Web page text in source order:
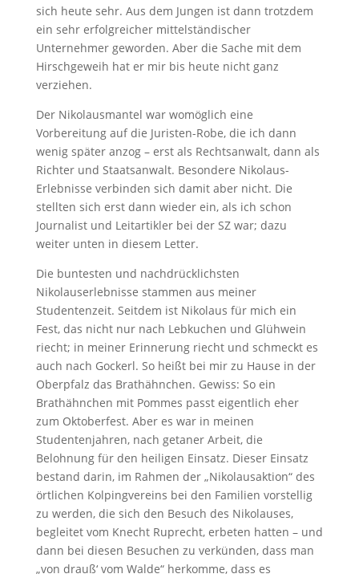
sich heute sehr. Aus dem Jungen ist dann trotzdem
ein sehr erfolgreicher mittelständischer
Unternehmer geworden. Aber die Sache mit dem
Hirschgeweih hat er mir bis heute nicht ganz
verziehen.
Der Nikolausmantel war womöglich eine
Vorbereitung auf die Juristen-Robe, die ich dann
wenig später anzog – erst als Rechtsanwalt, dann als
Richter und Staatsanwalt. Besondere Nikolaus-
Erlebnisse verbinden sich damit aber nicht. Die
stellten sich erst dann wieder ein, als ich schon
Journalist und Leitartikler bei der SZ war; dazu
weiter unten in diesem Letter.
Die buntesten und nachdrücklichsten
Nikolauserlebnisse stammen aus meiner
Studentenzeit. Seitdem ist Nikolaus für mich ein
Fest, das nicht nur nach Lebkuchen und Glühwein
riecht; in meiner Erinnerung riecht und schmeckt es
auch nach Gockerl. So heißt bei mir zu Hause in der
Oberpfalz das Brathähnchen. Gewiss: So ein
Brathähnchen mit Pommes passt eigentlich eher
zum Oktoberfest. Aber es war in meinen
Studentenjahren, nach getaner Arbeit, die
Belohnung für den heiligen Einsatz. Dieser Einsatz
bestand darin, im Rahmen der „Nikolausaktion“ des
örtlichen Kolpingvereins bei den Familien vorstellig
zu werden, die sich den Besuch des Nikolauses,
begleitet vom Knecht Ruprecht, erbeten hatten – und
dann bei diesen Besuchen zu verkünden, dass man
„von drauß‘ vom Walde“ herkomme, dass es